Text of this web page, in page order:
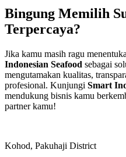
Bingung Memilih
Terpercaya?
Jika kamu masih ragu
Indonesian Seafood sebagai
mengutamakan kualitas,
profesional. Kunjungi Smart
mendukung bisnis kamu
partner kamu!
Kohod, Pakuhaji District